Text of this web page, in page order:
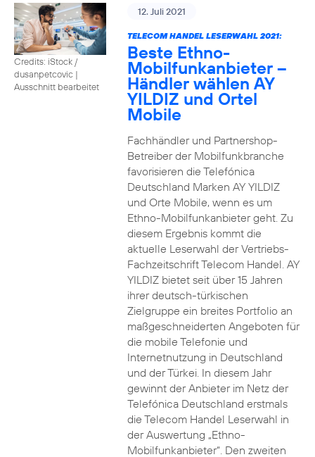
Credits: iStock /
dusanpetcovic |
Ausschnitt bearbeitet
12. Juli 2021
TELECOM HANDEL LESERWAHL 2021:
Beste Ethno-
Mobilfunkanbieter –
Händler wählen AY
YILDIZ und Ortel
Mobile
Fachhändler und Partnershop-
Betreiber der Mobilfunkbranche
favorisieren die Telefónica
Deutschland Marken AY YILDIZ
und Orte Mobile, wenn es um
Ethno-Mobilfunkanbieter geht. Zu
diesem Ergebnis kommt die
aktuelle Leserwahl der Vertriebs-
Fachzeitschrift Telecom Handel. AY
YILDIZ bietet seit über 15 Jahren
ihrer deutsch-türkischen
Zielgruppe ein breites Portfolio an
maßgeschneiderten Angeboten für
die mobile Telefonie und
Internetnutzung in Deutschland
und der Türkei. In diesem Jahr
gewinnt der Anbieter im Netz der
Telefónica Deutschland erstmals
die Telecom Handel Leserwahl in
der Auswertung „Ethno-
Mobilfunkanbieter“. Den zweiten